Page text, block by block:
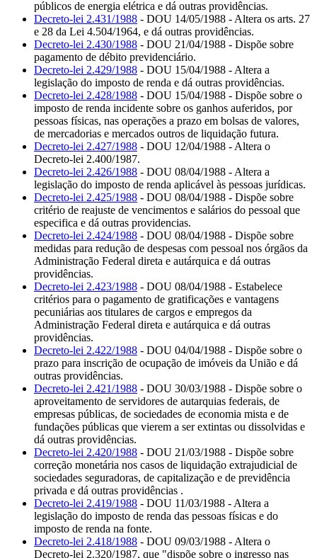
públicos de energia elétrica e dá outras providências.
Decreto-lei 2.431/1988 - DOU 14/05/1988 - Altera os arts. 27
e 28 da Lei 4.504/1964, e dá outras providências.
Decreto-lei 2.430/1988 - DOU 21/04/1988 - Dispõe sobre
pagamento de débito previdenciário.
Decreto-lei 2.429/1988 - DOU 15/04/1988 - Altera a
legislação do imposto de renda e dá outras providências.
Decreto-lei 2.428/1988 - DOU 15/04/1988 - Dispõe sobre o
imposto de renda incidente sobre os ganhos auferidos, por
pessoas físicas, nas operações a prazo em bolsas de valores,
de mercadorias e mercados outros de liquidação futura.
Decreto-lei 2.427/1988 - DOU 12/04/1988 - Altera o
Decreto-lei 2.400/1987.
Decreto-lei 2.426/1988 - DOU 08/04/1988 - Altera a
legislação do imposto de renda aplicável às pessoas jurídicas.
Decreto-lei 2.425/1988 - DOU 08/04/1988 - Dispõe sobre
critério de reajuste de vencimentos e salários do pessoal que
especifica e dá outras providencias.
Decreto-lei 2.424/1988 - DOU 08/04/1988 - Dispõe sobre
medidas para redução de despesas com pessoal nos órgãos da
Administração Federal direta e autárquica e dá outras
providências.
Decreto-lei 2.423/1988 - DOU 08/04/1988 - Estabelece
critérios para o pagamento de gratificações e vantagens
pecuniárias aos titulares de cargos e empregos da
Administração Federal direta e autárquica e dá outras
providências.
Decreto-lei 2.422/1988 - DOU 04/04/1988 - Dispõe sobre o
prazo para inscrição de ocupação de imóveis da União e dá
outras providências.
Decreto-lei 2.421/1988 - DOU 30/03/1988 - Dispõe sobre o
aproveitamento de servidores de autarquias federais, de
empresas públicas, de sociedades de economia mista e de
fundações públicas que vierem a ser extintas ou dissolvidas e
dá outras providências.
Decreto-lei 2.420/1988 - DOU 21/03/1988 - Dispõe sobre
correção monetária nos casos de liquidação extrajudicial de
sociedades seguradoras, de capitalização e de previdência
privada e dá outras providências .
Decreto-lei 2.419/1988 - DOU 11/03/1988 - Altera a
legislação do imposto de renda das pessoas físicas e do
imposto de renda na fonte.
Decreto-lei 2.418/1988 - DOU 09/03/1988 - Altera o
Decreto-lei 2.320/1987, que "dispõe sobre o ingresso nas